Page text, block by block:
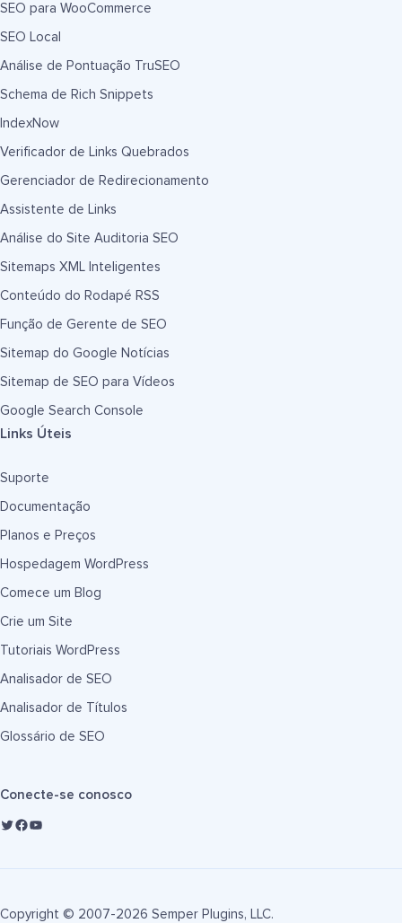
SEO para WooCommerce
SEO Local
Análise de Pontuação TruSEO
Schema de Rich Snippets
IndexNow
Verificador de Links Quebrados
Gerenciador de Redirecionamento
Assistente de Links
Análise do Site Auditoria SEO
Sitemaps XML Inteligentes
Conteúdo do Rodapé RSS
Função de Gerente de SEO
Sitemap do Google Notícias
Sitemap de SEO para Vídeos
Google Search Console
Links Úteis
Suporte
Documentação
Planos e Preços
Hospedagem WordPress
Comece um Blog
Crie um Site
Tutoriais WordPress
Analisador de SEO
Analisador de Títulos
Glossário de SEO
Conecte-se conosco
Copyright © 2007-2026 Semper Plugins, LLC.